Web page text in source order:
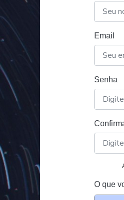
Email
Senha
O que